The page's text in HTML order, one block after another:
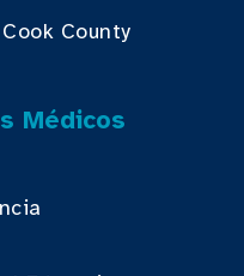
County
Médicos